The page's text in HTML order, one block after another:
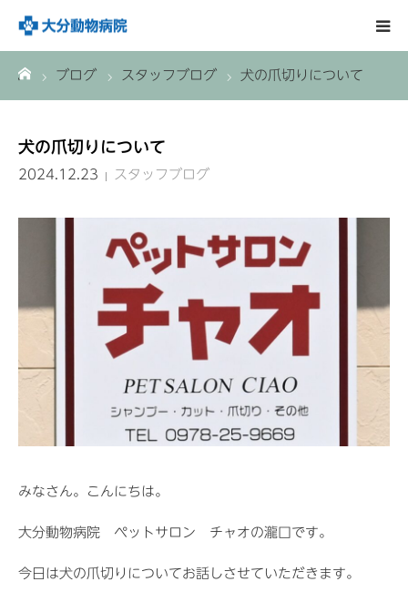
ム ブログ スタッフブログ 犬の爪切りについて
犬の爪切りについて
2024.12.23 スタッフブログ
みなさん。こんにちは。
大分動物病院 ペットサロン チャオの瀧口です。
今日は犬の爪切りについてお話しさせていただきます。
HOME
おおいた動物病院について